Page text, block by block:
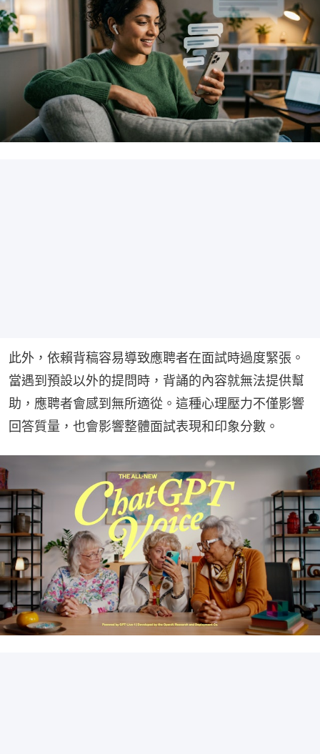
此外，依賴背稿容易導致應聘者在面試時過度緊張。
當遇到預設以外的提問時，背誦的內容就無法提供幫
助，應聘者會感到無所適從。這種心理壓力不僅影響
回答質量，也會影響整體面試表現和印象分數。